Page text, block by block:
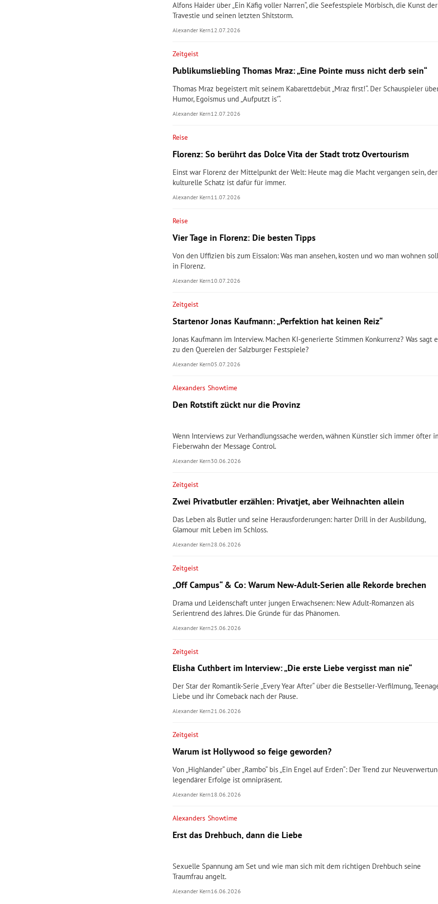
Alfons Haider über „Ein Käfig voller Narren“, die Seefestspiele Mörbisch, die Kunst der
Travestie und seinen letzten Shitstorm.
Alexander Kern12.07.2026
Zeitgeist
Publikumsliebling Thomas Mraz: „Eine Pointe muss nicht derb sein“
Thomas Mraz begeistert mit seinem Kabarettdebüt „Mraz first!“. Der Schauspieler
Humor, Egoismus und „Aufputzt is’“.
Alexander Kern12.07.2026
Reise
Florenz: So berührt das Dolce Vita der Stadt trotz Overtourism
Einst war Florenz der Mittelpunkt der Welt: Heute mag die Macht vergangen sein, der
kulturelle Schatz ist dafür für immer.
Alexander Kern11.07.2026
Reise
Vier Tage in Florenz: Die besten Tipps
Von den Uffizien bis zum Eissalon: Was man ansehen, kosten und wo man wohnen
in Florenz.
Alexander Kern10.07.2026
Zeitgeist
Startenor Jonas Kaufmann: „Perfektion hat keinen Reiz“
Jonas Kaufmann im Interview. Machen KI-generierte Stimmen Konkurrenz? Was sagt
zu den Querelen der Salzburger Festspiele?
Alexander Kern05.07.2026
Alexanders Showtime
Den Rotstift zückt nur die Provinz
Wenn Interviews zur Verhandlungssache werden, wähnen Künstler sich immer öfter
Fieberwahn der Message Control.
Alexander Kern30.06.2026
Zeitgeist
Zwei Privatbutler erzählen: Privatjet, aber Weihnachten allein
Das Leben als Butler und seine Herausforderungen: harter Drill in der Ausbildung,
Glamour mit Leben im Schloss.
Alexander Kern28.06.2026
Zeitgeist
„Off Campus“ & Co: Warum New-Adult-Serien alle Rekorde brechen
Drama und Leidenschaft unter jungen Erwachsenen: New Adult-Romanzen als
Serientrend des Jahres. Die Gründe für das Phänomen.
Alexander Kern25.06.2026
Zeitgeist
Elisha Cuthbert im Interview: „Die erste Liebe vergisst man nie“
Der Star der Romantik-Serie „Every Year After“ über die Bestseller-Verfilmung,
Liebe und ihr Comeback nach der Pause.
Alexander Kern21.06.2026
Zeitgeist
Warum ist Hollywood so feige geworden?
Von „Highlander“ über „Rambo“ bis „Ein Engel auf Erden“: Der Trend zur
legendärer Erfolge ist omnipräsent.
Alexander Kern18.06.2026
Alexanders Showtime
Erst das Drehbuch, dann die Liebe
Sexuelle Spannung am Set und wie man sich mit dem richtigen Drehbuch seine
Traumfrau angelt.
Alexander Kern16.06.2026